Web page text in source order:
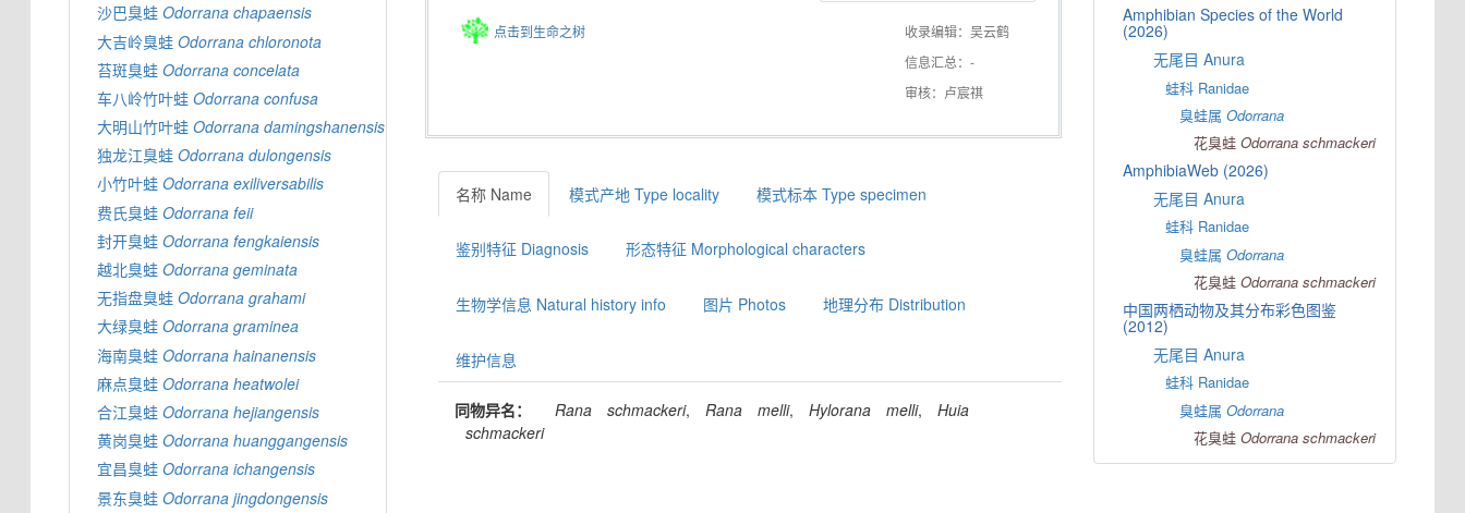
沙巴臭蛙Odorrana chapaensis
大吉岭臭蛙Odorrana chloronota
苔斑臭蛙Odorrana concelata
车八岭竹叶蛙Odorrana confusa
大明山竹叶蛙Odorrana damingshanensis
独龙江臭蛙Odorrana dulongensis
小竹叶蛙Odorrana exiliversabilis
费氏臭蛙Odorrana feii
封开臭蛙Odorrana fengkaiensis
越北臭蛙Odorrana geminata
无指盘臭蛙Odorrana grahami
大绿臭蛙Odorrana graminea
海南臭蛙Odorrana hainanensis
麻点臭蛙Odorrana heatwolei
合江臭蛙Odorrana hejiangensis
黄岗臭蛙Odorrana huanggangensis
宜昌臭蛙Odorrana ichangensis
景东臭蛙Odorrana jingdongensis
点击到生命之树
收录编辑：吴云鹤
信息汇总：-
审核：卢宸祺
名称 Name 模式产地 Type locality 模式标本 Type specimen
鉴别特征 Diagnosis 形态特征 Morphological characters
生物学信息 Natural history info 图片 Photos 地理分布 Distribution
维护信息
同物异名： Rana schmackeri, Rana melli, Hylorana melli,
Huia
schmackeri
Amphibian Species of the World
(2026)
无尾目 Anura
蛙科 Ranidae
臭蛙属Odorrana
花臭蛙Odorrana schmackeri
AmphibiaWeb (2026)
无尾目 Anura
蛙科 Ranidae
臭蛙属Odorrana
花臭蛙Odorrana schmackeri
中国两栖动物及其分布彩色图鉴
(2012)
无尾目 Anura
蛙科 Ranidae
臭蛙属Odorrana
花臭蛙Odorrana schmackeri